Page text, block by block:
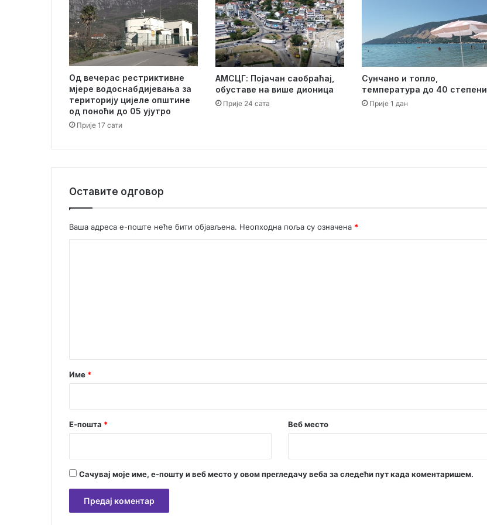
е
и
н
ф
о
р
м
а
ц
и
ј
е
ј
в
а
т
о
к
о
н
Од вечерас рестриктивне
мјере водоснабдијевања за
територију цијеле општине
од поноћи до 05 ујутро
Прије 17 сати
АМСЦГ: Појачан саобраћај,
обуставе на више дионица
Прије 24 сата
Сунчано и топло,
температура до 40 степени
Прије 1 дан
Оставите одговор
Ваша адреса е-поште неће бити објављена. Неопходна поља су означена *
р
Име *
Е-пошта * Веб место
Сачувај моје име, е-пошту и веб место у овом прегледачу веба за следећи пут када коментаришем.